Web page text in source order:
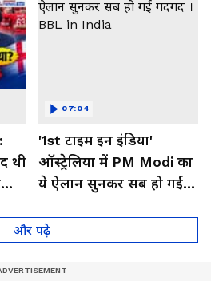
थी
'1st टाइम इन इंडिया'
ऑस्ट्रेलिया में PM Modi का
ये ऐलान सुनकर सब हो गई
07:04
और पढ़े